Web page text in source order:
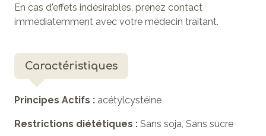
En cas d'effets indésirables, prenez contact
immédiatemment avec votre médecin traitant.
Caractéristiques
Principes Actifs : acétylcystéine
Restrictions diététiques : Sans soja, Sans sucre